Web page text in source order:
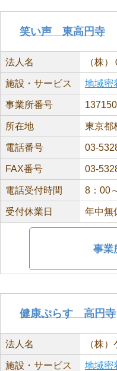
笑い声 東高円寺
法人名 （株
施設・サービス 地域密
事業所番号
所在地 東京都
電話番号 03-
FAX番号 03-
電話受付時間 8：00
受付休業日 年中無
事業
健康ぷらす 高円寺
法人名 （株
施設・サービス 地域密